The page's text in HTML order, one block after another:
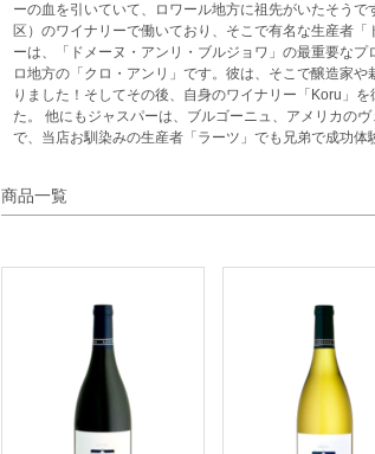
ーの血を引いていて、ロワール地方に祖先がいたそう
区）のワイナリーで働いており、そこで有名な生産者
ーは、「ドメーヌ・アンリ・ブルジョワ」の最重要な
ロ地方の「クロ・アンリ」です。彼は、そこで醸造家
りました！そしてその後、自身のワイナリー「Koru」
た。 他にもジャスパーは、ブルゴーニュ、アメリカの
で、当店お馴染みの生産者「ラーツ」でも兄弟で成功体
商品一覧